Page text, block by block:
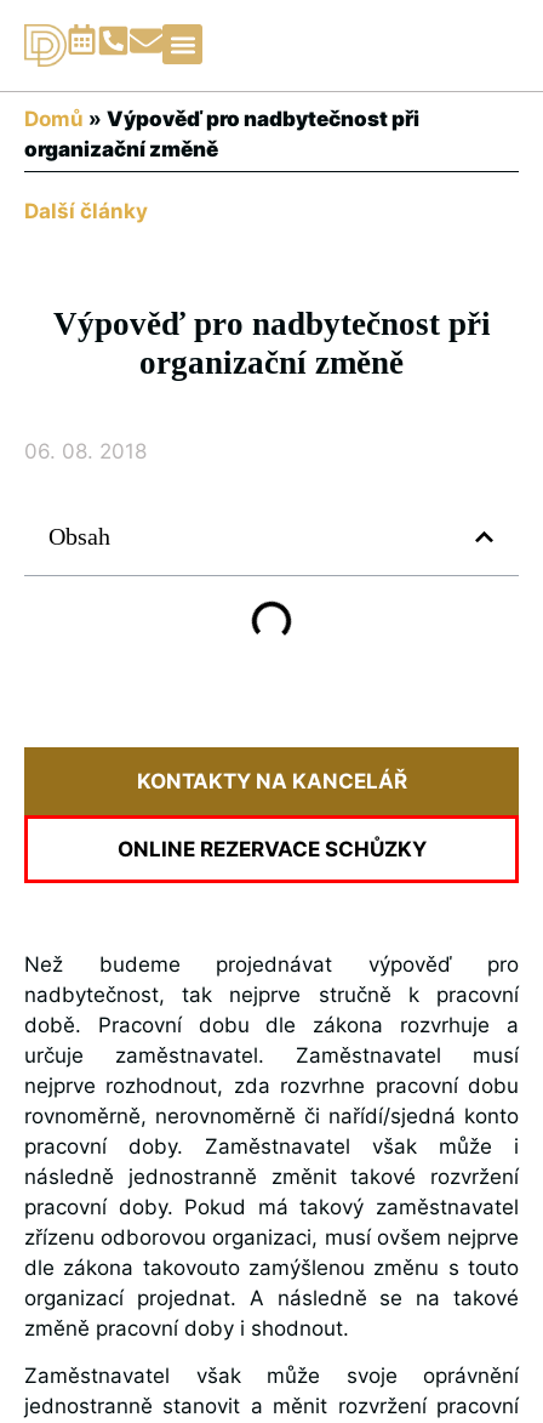
Domů » Výpověď pro nadbytečnost při
organizační změně
Další články
Výpověď pro nadbytečnost při
organizační změně
06. 08. 2018
Obsah
KONTAKTY NA KANCELÁŘ
ONLINE REZERVACE SCHŮZKY
Než budeme projednávat výpověď pro
nadbytečnost, tak nejprve stručně k pracovní
době. Pracovní dobu dle zákona rozvrhuje a
určuje zaměstnavatel. Zaměstnavatel musí
nejprve rozhodnout, zda rozvrhne pracovní dobu
rovnoměrně, nerovnoměrně či nařídí/sjedná konto
pracovní doby. Zaměstnavatel však může i
následně jednostranně změnit takové rozvržení
pracovní doby. Pokud má takový zaměstnavatel
zřízenu odborovou organizaci, musí ovšem nejprve
dle zákona takovouto zamýšlenou změnu s touto
organizací projednat. A následně se na takové
změně pracovní doby i shodnout.
Zaměstnavatel však může svoje oprávnění
jednostranně stanovit a měnit rozvržení pracovní